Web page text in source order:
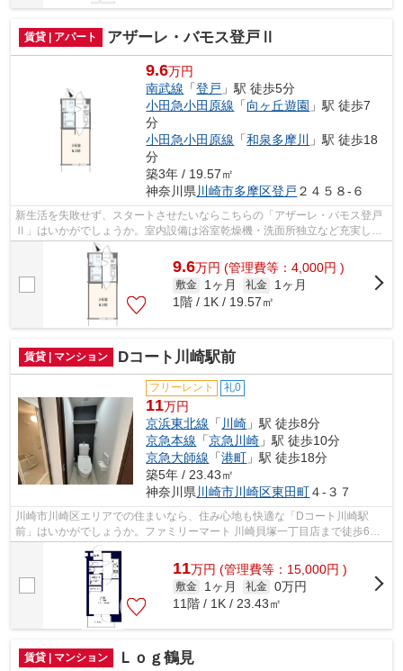
賃貸 | アパート アザーレ・バモス登戸Ⅱ
9.6万円
南武線 「登戸 」駅 徒歩5分
小田急小田原線 「向ヶ丘遊園 」駅 徒歩7
分
小田急小田原線 「和泉多摩川
」駅 徒歩18
分
築3年 / 19.57㎡
神奈川県 川崎市多摩区登戸 ２４５８-６
新生活を失敗せず、スタートさせたいならこちらの「アザーレ・バモス登戸
Ⅱ」はいかがでしょうか。室内設備は浴室乾燥機・洗面所独立など充実した
設備を備え付けています。共用部には宅...
9.6万円 (管理費等：4,000円 )
敷金 1ヶ月 礼金
1ヶ月
1階 / 1K / 19.57㎡
賃貸 | マンション Dコート川崎駅前
フリーレント 礼0
11万円
京浜東北線 「 川崎 」駅 徒歩8分
京急本線 「京急川崎 」駅 徒歩10分
京急大師線 「港町 」駅 徒歩18分
築5年 / 23.43㎡
神奈川県川崎市川崎区東田町４-３７
川崎市川崎区エリアでの住まいなら、住み心地も快適な「Dコート川崎駅
前」はいかがでしょうか。ファミリーマート 川崎貝塚一丁目店まで徒歩6分
と近場にコンビニがあるのもポイント。川...
11万円 (管理費等：15,000円 )
敷金 1ヶ月 礼金 0万円
11階 / 1K / 23.43㎡
賃貸 | マンション Ｌｏｇ鶴見